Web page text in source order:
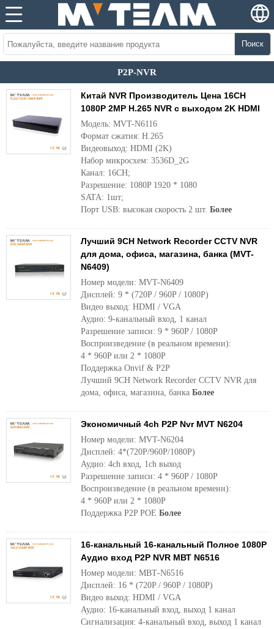
Поиск
P2P-NVR
Китай NVR Производитель Цена 16CH
1080P 2MP H.265 NVR с выходом 2K HDMI
Модель: MVT-N6116
Формат сжатия: H.265
Видеовыход: HDMI (2K)
Набор микросхем: 3536D_2G
Канал: 16CH;
Разрешение: 1080P 1920 * 1080
SATA: 1шт;
Порт USB: высокая скорость 2 шт. Более
Лучший 9CH Network Recorder CCTV NVR
для дома, офиса, магазина, банка (MVT-
N6409)
Номер модели: MVT-N6409
Дисплей: 9 * (720P / 960P / 1080P)
Видео выход: HDMI / VGA
Аудио: 9-канальный вход, 1 канал
Разрешение записи: 9 * 960P / 1080P
Воспроизведение (в реальном времени):
4 * 960P или 2 * 1080P
Поддержка Onvif & P2P
Лучший 9CH Network Recorder CCTV NVR для
дома, офиса, магазина, банка Более
Экономичный 4ch P2P Nvr MVT N6204
Номер модели: MVT-N6204
Дисплей: 4*(720P/960P/1080P)
Аудио: 4ch вход, 1ch выход
Разрешение записи: 4 * 960P / 1080P
Воспроизведение (в реальном времени):
4 * 960P или 2 * 1080P
Поддержка P2P POE Более
16-канальный 16-канальный Полное 1080P
Аудио вход P2P NVR МВТ N6516
Номер модели: МВТ-N6516
Дисплей: 16 * (720P / 960P / 1080P)
Видео выход: HDMI / VGA
Аудио: 16-канальный вход, выход 1 канал
Сигнализация: 4-канальный вход, выход 1 канал